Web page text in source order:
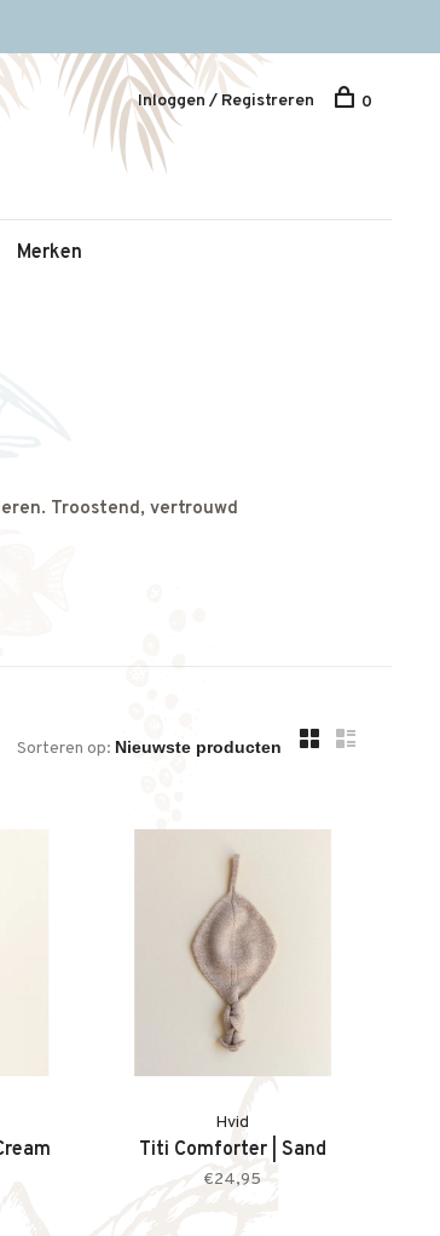
Merken
Inloggen / Registreren 0
Troostend, vertrouwd
Sorteren op:
Hvid
Titi Comforter | Sand
€24,95